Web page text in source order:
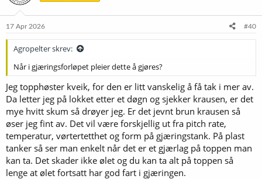
17 Apr 2026 #40
Agropelter skrev:
Når i gjæringsforløpet pleier dette å gjøres?
Jeg topphøster kveik, for den er litt vanskelig å få tak i mer av.
Da letter jeg på lokket etter et døgn og sjekker krausen, er det
mye hvitt skum så drøyer jeg. Er det jevnt brun krausen så
øser jeg fint av. Det vil være forskjellig ut fra pitch rate,
temperatur, vørtertetthet og form på gjæringstank. På plast
tanker så ser man enkelt når det er et gjærlag på toppen man
kan ta. Det skader ikke ølet og du kan ta alt på toppen så
lenge at ølet fortsatt har god fart i gjæringen.